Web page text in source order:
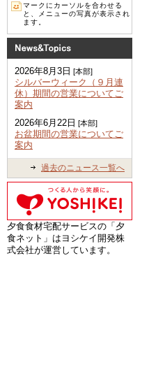
マークにカーソルを合わせる
と、メニューの写真が表示され
ます。
2026年8月3日 [本部]
シルバーウィーク（９月連
休）期間の営業についてご
案内
2026年6月22日 [本部]
お盆期間の営業についてご
案内
過去のニュース一覧へ
夕食食材宅配サービスの「夕
食ネット」はヨシケイ開発株
式会社が運営しています。